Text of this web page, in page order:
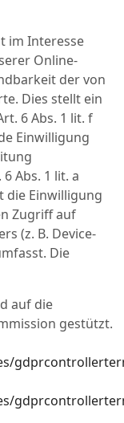
im Interesse
Online-
der von
Dies stellt ein
6 Abs. 1 lit. f
Einwilligung
Abs. 1 lit. a
die Einwilligung
Zugriff auf
(z. B. Device-
Die
auf die
gestützt.